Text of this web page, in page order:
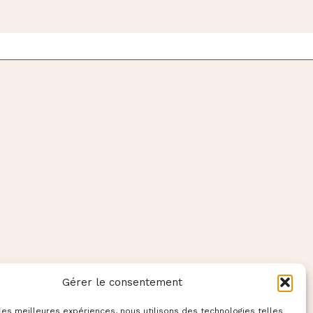
Gérer le consentement
meilleures expériences, nous utilisons des technologies telles